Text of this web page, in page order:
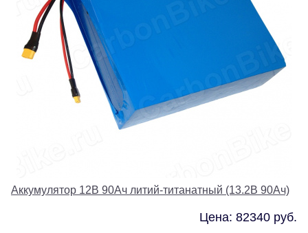
Аккумулятор 12В 90Ач литий-титанатный (13.2В 90Ач)
Цена: 82340 руб.